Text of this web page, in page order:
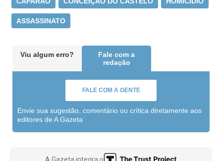
ASSASSINATO
Viu algum erro?
Fale com a
redação
FALE COM A GENTE
Envie sua sugestão, comentário ou crítica diretamente aos
editores de A Gazeta
A Gazeta integra o